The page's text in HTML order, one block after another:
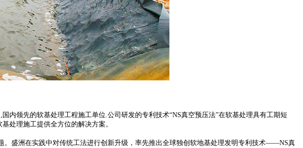
内领先的软基处理工程施工单位.公司研发的专利技术“NS真空预压法”在软基处理具有工期短
处理施工提供全方位的解决方案。
盛洲在实践中对传统工法进行创新升级，率先推出全球独创软地基处理发明专利技术——NS真